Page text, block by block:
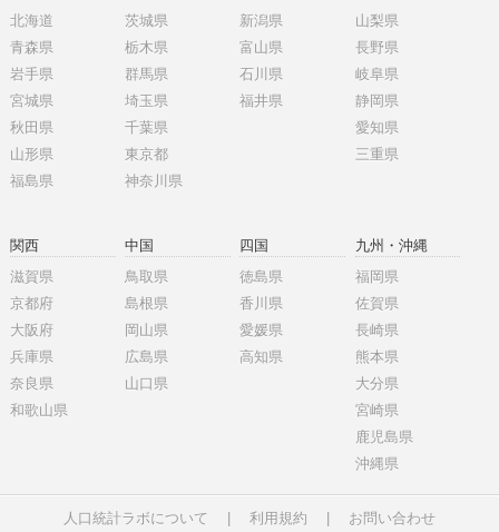
北海道
青森県
岩手県
宮城県
秋田県
山形県
福島県
茨城県
栃木県
群馬県
埼玉県
千葉県
東京都
神奈川県
新潟県
富山県
石川県
福井県
山梨県
長野県
岐阜県
静岡県
愛知県
三重県
関西
滋賀県
京都府
大阪府
兵庫県
奈良県
和歌山県
中国
鳥取県
島根県
岡山県
広島県
山口県
四国
徳島県
香川県
愛媛県
高知県
九州・沖縄
福岡県
佐賀県
長崎県
熊本県
大分県
宮崎県
鹿児島県
沖縄県
人口統計ラボについて 利用規約 お問い合わせ